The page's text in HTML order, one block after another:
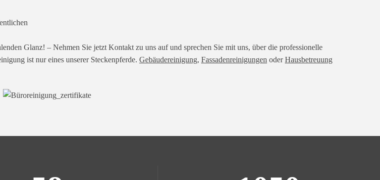
Glanz! – Nehmen Sie jetzt Kontakt zu uns auf und sprechen Sie mit uns, über die professionelle
ist nur eines unserer Steckenpferde. Gebäudereinigung, Fassadenreinigungen oderHausbetreuung